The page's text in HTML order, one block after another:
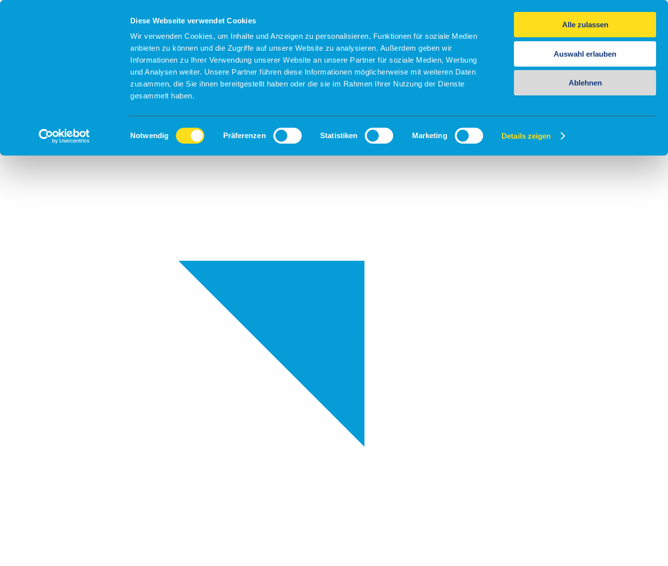
Diese Webseite verwendet Cookies
Wir verwenden Cookies, um Inhalte und Anzeigen zu personalisieren, Funktionen für soziale Medien
anbieten zu können und die Zugriffe auf unsere Website zu analysieren. Außerdem geben wir
Informationen zu Ihrer Verwendung unserer Website an unsere Partner für soziale Medien, Werbung
und Analysen weiter. Unsere Partner führen diese Informationen möglicherweise mit weiteren Daten
zusammen, die Sie ihnen bereitgestellt haben oder die sie im Rahmen Ihrer Nutzung der Dienste
gesammelt haben.
Einwilligungsauswahl
Notwendig Präferenzen Statistiken Marketing Details zeigen
Alle zulassen
Auswahl erlauben
Ablehnen